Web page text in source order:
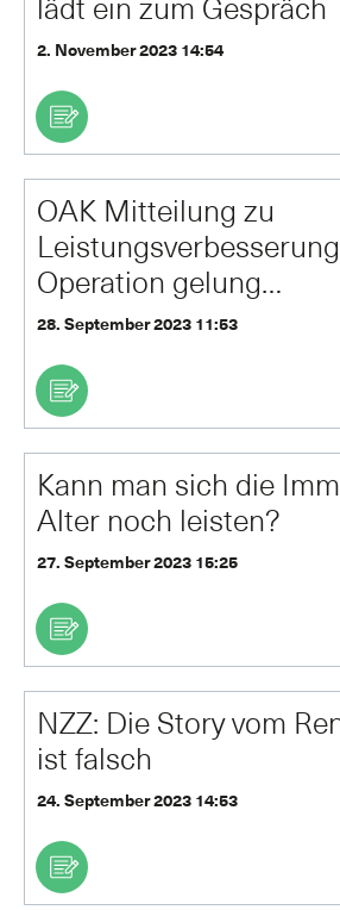
2. November 2023 14:54
OAK Mitteilung zu
Operation gelung…
28. September 2023 11:53
Kann man sich die
Alter noch leisten?
27. September 2023 15:25
NZZ: Die Story vom
ist falsch
24. September 2023 14:53